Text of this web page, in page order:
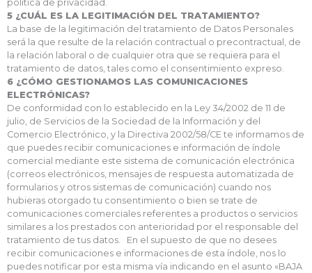
política de privacidad.
5 ¿CUÁL ES LA LEGITIMACIÓN DEL TRATAMIENTO?
La base de la legitimación del tratamiento de Datos Personales
será la que resulte de la relación contractual o precontractual, de
la relación laboral o de cualquier otra que se requiera para el
tratamiento de datos, tales como el consentimiento expreso.
6 ¿CÓMO GESTIONAMOS LAS COMUNICACIONES
ELECTRÓNICAS?
De conformidad con lo establecido en la Ley 34/2002 de 11 de
julio, de Servicios de la Sociedad de la Información y del
Comercio Electrónico, y la Directiva 2002/58/CE te informamos de
que puedes recibir comunicaciones e información de índole
comercial mediante este sistema de comunicación electrónica
(correos electrónicos, mensajes de respuesta automatizada de
formularios y otros sistemas de comunicación) cuando nos
hubieras otorgado tu consentimiento o bien se trate de
comunicaciones comerciales referentes a productos o servicios
similares a los prestados con anterioridad por el responsable del
tratamiento de tus datos. En el supuesto de que no desees
recibir comunicaciones e informaciones de esta índole, nos lo
puedes notificar por esta misma vía indicando en el asunto «BAJA